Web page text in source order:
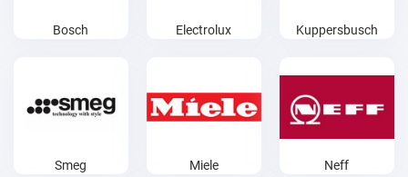
Bosch Electrolux Kuppersbusch
Smeg Miele Neff